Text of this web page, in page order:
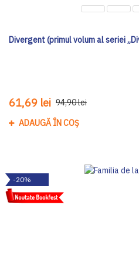
Divergent (primul volum al seriei
61,69 lei 94,90 lei
ADAUGĂ ÎN COȘ
-20%